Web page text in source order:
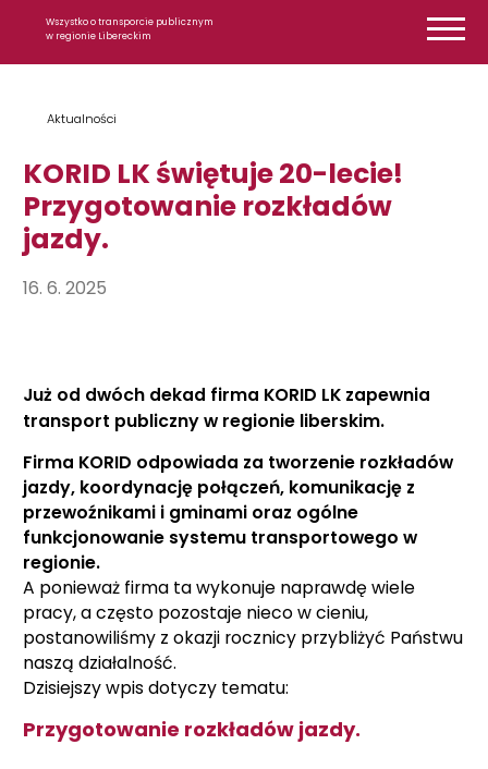
Wszystko o transporcie publicznym
w regionie Libereckim
Aktualności
KORID LK świętuje 20-lecie!
Przygotowanie rozkładów
jazdy.
16. 6. 2025
Już od dwóch dekad firma KORID LK zapewnia
transport publiczny w regionie liberskim.
Firma KORID odpowiada za tworzenie rozkładów
jazdy, koordynację połączeń, komunikację z
przewoźnikami i gminami oraz ogólne
funkcjonowanie systemu transportowego w
regionie.
A ponieważ firma ta wykonuje naprawdę wiele
pracy, a często pozostaje nieco w cieniu,
postanowiliśmy z okazji rocznicy przybliżyć Państwu
naszą działalność.
Dzisiejszy wpis dotyczy tematu:
Przygotowanie rozkładów jazdy.